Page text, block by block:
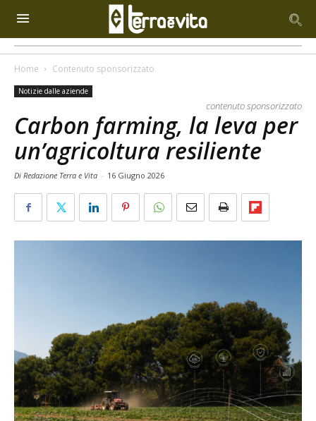
Home Contenuto sponsorizzato
Notizie dalle aziende
contenuto sponsorizzato
Carbon farming, la leva per
un’agricoltura resiliente
Di Redazione Terra e Vita - 16 Giugno 2026